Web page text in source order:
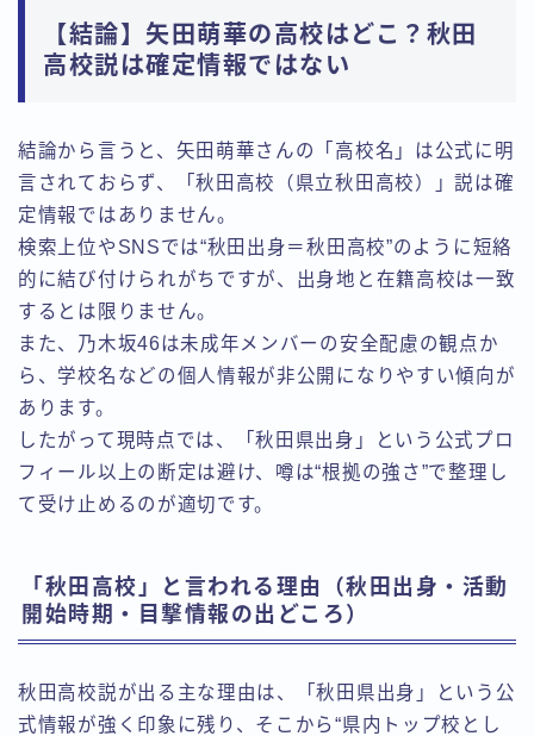
【結論】矢田萌華の高校はどこ？秋田
高校説は確定情報ではない
結論から言うと、矢田萌華さんの「高校名」は公式に明
言されておらず、「秋田高校（県立秋田高校）」説は確
定情報ではありません。
検索上位やSNSでは“秋田出身＝秋田高校”のように短絡
的に結び付けられがちですが、出身地と在籍高校は一致
するとは限りません。
また、乃木坂46は未成年メンバーの安全配慮の観点か
ら、学校名などの個人情報が非公開になりやすい傾向が
あります。
したがって現時点では、「秋田県出身」という公式プロ
フィール以上の断定は避け、噂は“根拠の強さ”で整理し
て受け止めるのが適切です。
「秋田高校」と言われる理由（秋田出身・活動
開始時期・目撃情報の出どころ）
秋田高校説が出る主な理由は、「秋田県出身」という公
式情報が強く印象に残り、そこから“県内トップ校とし